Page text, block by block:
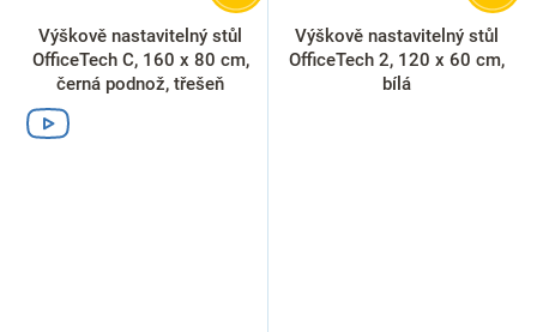
Výškově nastavitelný stůl
OfficeTech C, 160 x 80 cm,
černá podnož, třešeň
Výškově nastavitelný stůl
OfficeTech 2, 120 x 60 cm,
bílá